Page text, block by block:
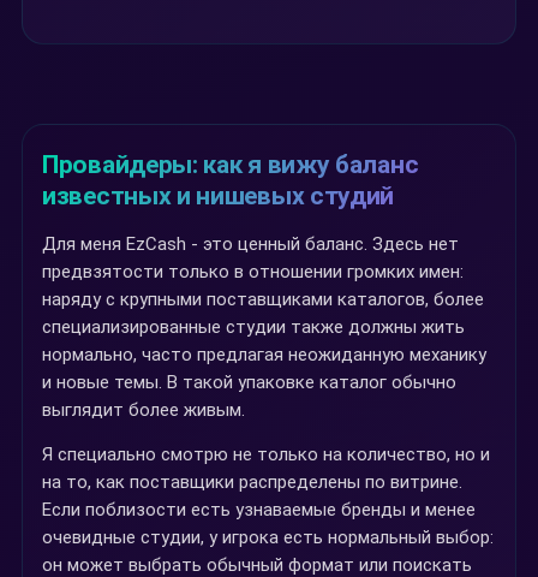
Провайдеры: как я вижу баланс
известных и нишевых студий
Для меня EzCash - это ценный баланс. Здесь нет
предвзятости только в отношении громких имен:
наряду с крупными поставщиками каталогов, более
специализированные студии также должны жить
нормально, часто предлагая неожиданную механику
и новые темы. В такой упаковке каталог обычно
выглядит более живым.
Я специально смотрю не только на количество, но и
на то, как поставщики распределены по витрине.
Если поблизости есть узнаваемые бренды и менее
очевидные студии, у игрока есть нормальный выбор:
он может выбрать обычный формат или поискать